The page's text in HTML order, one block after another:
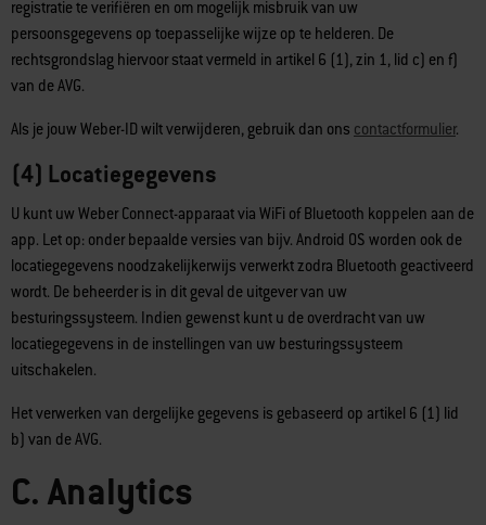
registratie te verifiëren en om mogelijk misbruik van uw
persoonsgegevens op toepasselijke wijze op te helderen. De
rechtsgrondslag hiervoor staat vermeld in artikel 6 (1), zin 1, lid c) en f)
van de AVG.
Als je jouw Weber-ID wilt verwijderen, gebruik dan ons contactformulier.
(4) Locatiegegevens
U kunt uw Weber Connect-apparaat via WiFi of Bluetooth koppelen aan de
app. Let op: onder bepaalde versies van bijv. Android OS worden ook de
locatiegegevens noodzakelijkerwijs verwerkt zodra Bluetooth geactiveerd
wordt. De beheerder is in dit geval de uitgever van uw
besturingssysteem. Indien gewenst kunt u de overdracht van uw
locatiegegevens in de instellingen van uw besturingssysteem
uitschakelen.
Het verwerken van dergelijke gegevens is gebaseerd op artikel 6 (1) lid
b) van de AVG.
C. Analytics